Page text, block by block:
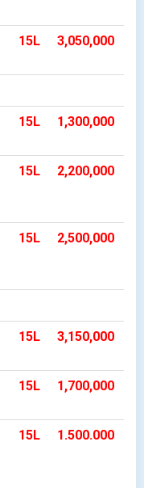
15L 3,050,000
15L 1,300,000
15L 2,200,000
15L 2,500,000
15L 3,150,000
15L 1,700,000
15L 1.500.000